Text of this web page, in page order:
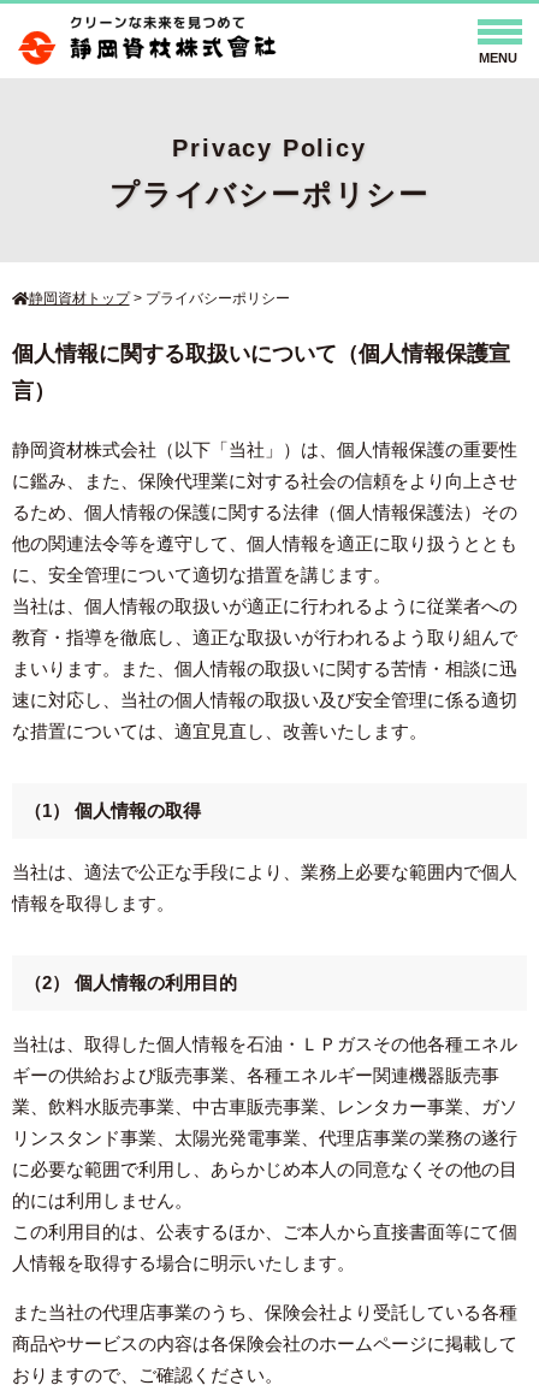
ウォーターワン 環境改善事業
太陽光発電 蓄電池システム
V2H
会社情報
ご挨拶 会社概要
事業所案内（アクセス） CMギャラリー
採用情報
お問合わせ
お問合わせ
お知らせ
プライバシーポリシー
サイトマップ
Privacy Policy
プライバシーポリシー
静岡資材トップ> プライバシーポリシー
個人情報に関する取扱いについて（個人情報保護宣
言）
静岡資材株式会社（以下「当社」）は、個人情報保護の重要性
に鑑み、また、保険代理業に対する社会の信頼をより向上させ
るため、個人情報の保護に関する法律（個人情報保護法）その
他の関連法令等を遵守して、個人情報を適正に取り扱うととも
に、安全管理について適切な措置を講じます。
当社は、個人情報の取扱いが適正に行われるように従業者への
教育・指導を徹底し、適正な取扱いが行われるよう取り組んで
まいります。また、個人情報の取扱いに関する苦情・相談に迅
速に対応し、当社の個人情報の取扱い及び安全管理に係る適切
な措置については、適宜見直し、改善いたします。
（1） 個人情報の取得
当社は、適法で公正な手段により、業務上必要な範囲内で個人
情報を取得します。
（2） 個人情報の利用目的
当社は、取得した個人情報を石油・ＬＰガスその他各種エネル
ギーの供給および販売事業、各種エネルギー関連機器販売事
業、飲料水販売事業、中古車販売事業、レンタカー事業、ガソ
リンスタンド事業、太陽光発電事業、代理店事業の業務の遂行
に必要な範囲で利用し、あらかじめ本人の同意なくその他の目
的には利用しません。
この利用目的は、公表するほか、ご本人から直接書面等にて個
人情報を取得する場合に明示いたします。
また当社の代理店事業のうち、保険会社より受託している各種
商品やサービスの内容は各保険会社のホームページに掲載して
おりますので、ご確認ください。